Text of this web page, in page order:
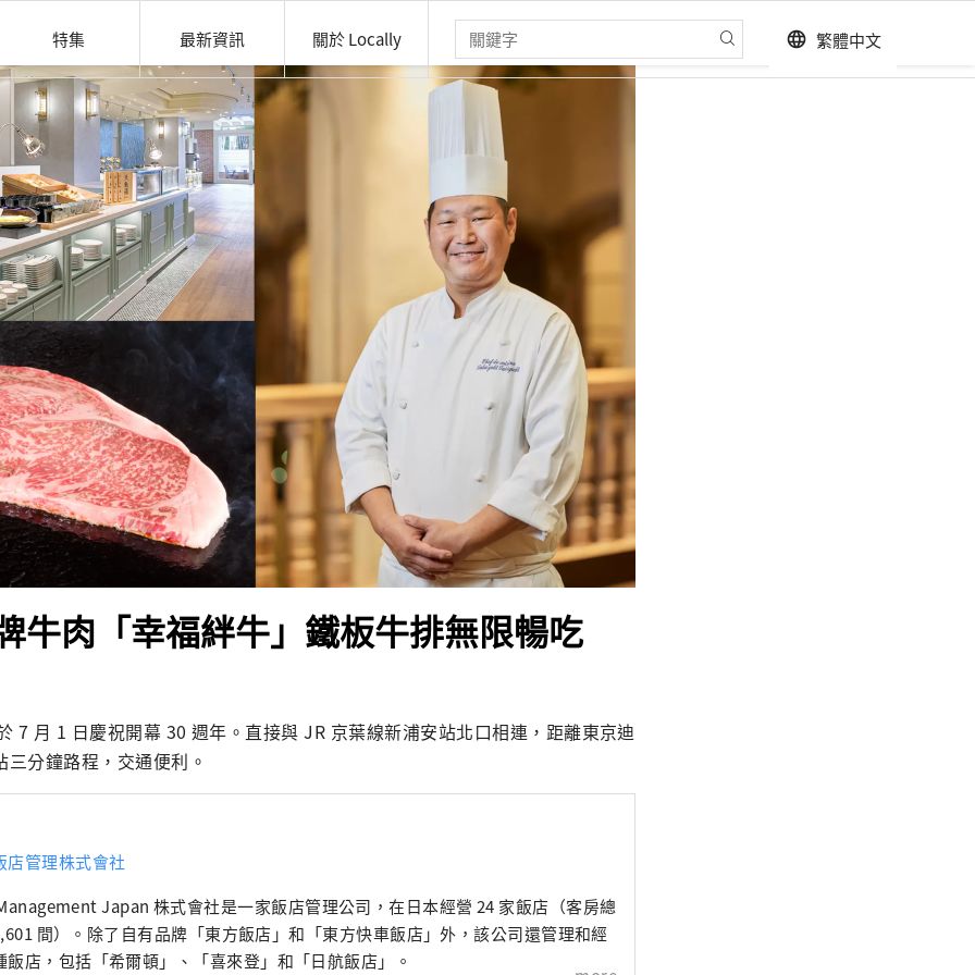
特集 最新資訊 關於 Locally language 繁體中文
牛肉「幸福絆牛」鐵板牛排無限暢吃
7 月 1 日慶祝開幕 30 週年。直接與 JR 京葉線新浦安站北口相連，距離東京迪
分鐘路程，交通便利。
店管理株式會社
Japan 株式會社是一家飯店管理公司，在日本經營 24 家飯店（客房總
間）。除了自有品牌「東方飯店」和「東方快車飯店」外，該公司還管理和經
飯店，包括「希爾頓」、「喜來登」和「日航飯店」。